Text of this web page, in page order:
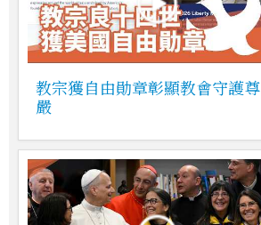
教宗獲自由勛章彰顯教會守護尊
嚴